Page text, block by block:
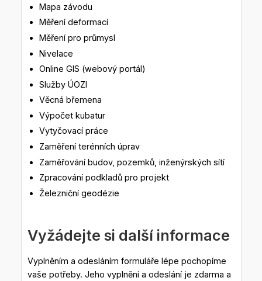
Mapa závodu
Měření deformací
Měření pro průmysl
Nivelace
Online GIS (webový portál)
Služby ÚOZI
Věcná břemena
Výpočet kubatur
Vytyčovací práce
Zaměření terénních úprav
Zaměřování budov, pozemků, inženýrských sítí
Zpracování podkladů pro projekt
Železniční geodézie
Vyžádejte si další informace
Vyplněním a odesláním formuláře lépe pochopíme
vaše potřeby. Jeho vyplnění a odeslání je zdarma a